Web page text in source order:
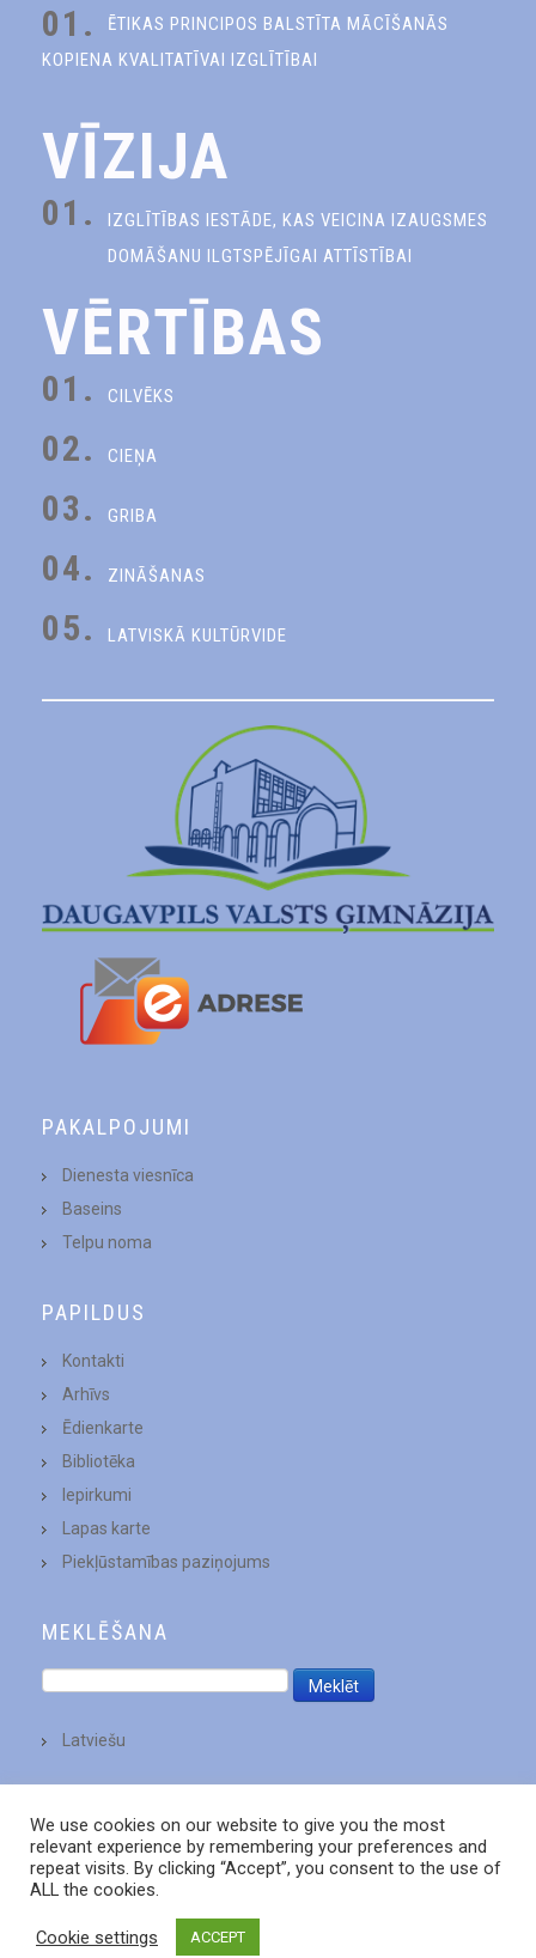
01.
ĒTIKAS PRINCIPOS BALSTĪTA MĀCĪŠANĀS
KOPIENA KVALITATĪVAI IZGLĪTĪBAI
VĪZIJA
01.
IZGLĪTĪBAS IESTĀDE, KAS VEICINA IZAUGSMES
DOMĀŠANU ILGTSPĒJĪGAI ATTĪSTĪBAI
VĒRTĪBAS
01. CILVĒKS
02. CIEŅA
03. GRIBA
04. ZINĀŠANAS
05. LATVISKĀ KULTŪRVIDE
PAKALPOJUMI
Dienesta viesnīca
Baseins
Telpu noma
PAPILDUS
Kontakti
Arhīvs
Ēdienkarte
Bibliotēka
Iepirkumi
Lapas karte
Piekļūstamības paziņojums
MEKLĒŠANA
Latviešu
We use cookies on our website to give you the most
relevant experience by remembering your preferences and
repeat visits. By clicking “Accept”, you consent to the use of
ALL the cookies.
Cookie settings ACCEPT